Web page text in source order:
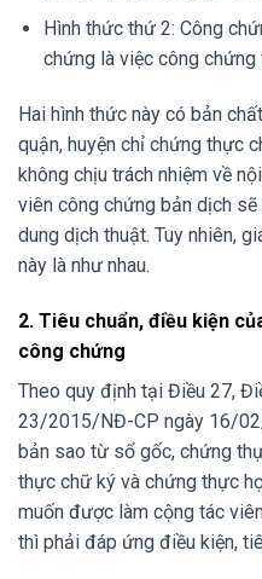
Hình thức thứ 2: Công
chứng là việc công
Hai hình thức này có bản
quận, huyện chỉ chứng thực
không chịu trách nhiệm về
viên công chứng bản dịch
dung dịch thuật. Tuy nhiên,
này là như nhau.
2. Tiêu chuẩn, điều kiện
công chứng
Theo quy định tại Điều 27,
23/2015/NĐ-CP ngày 16/
bản sao từ sổ gốc, chứng
thực chữ ký và chứng thực
muốn được làm cộng tác
thì phải đáp ứng điều kiện,